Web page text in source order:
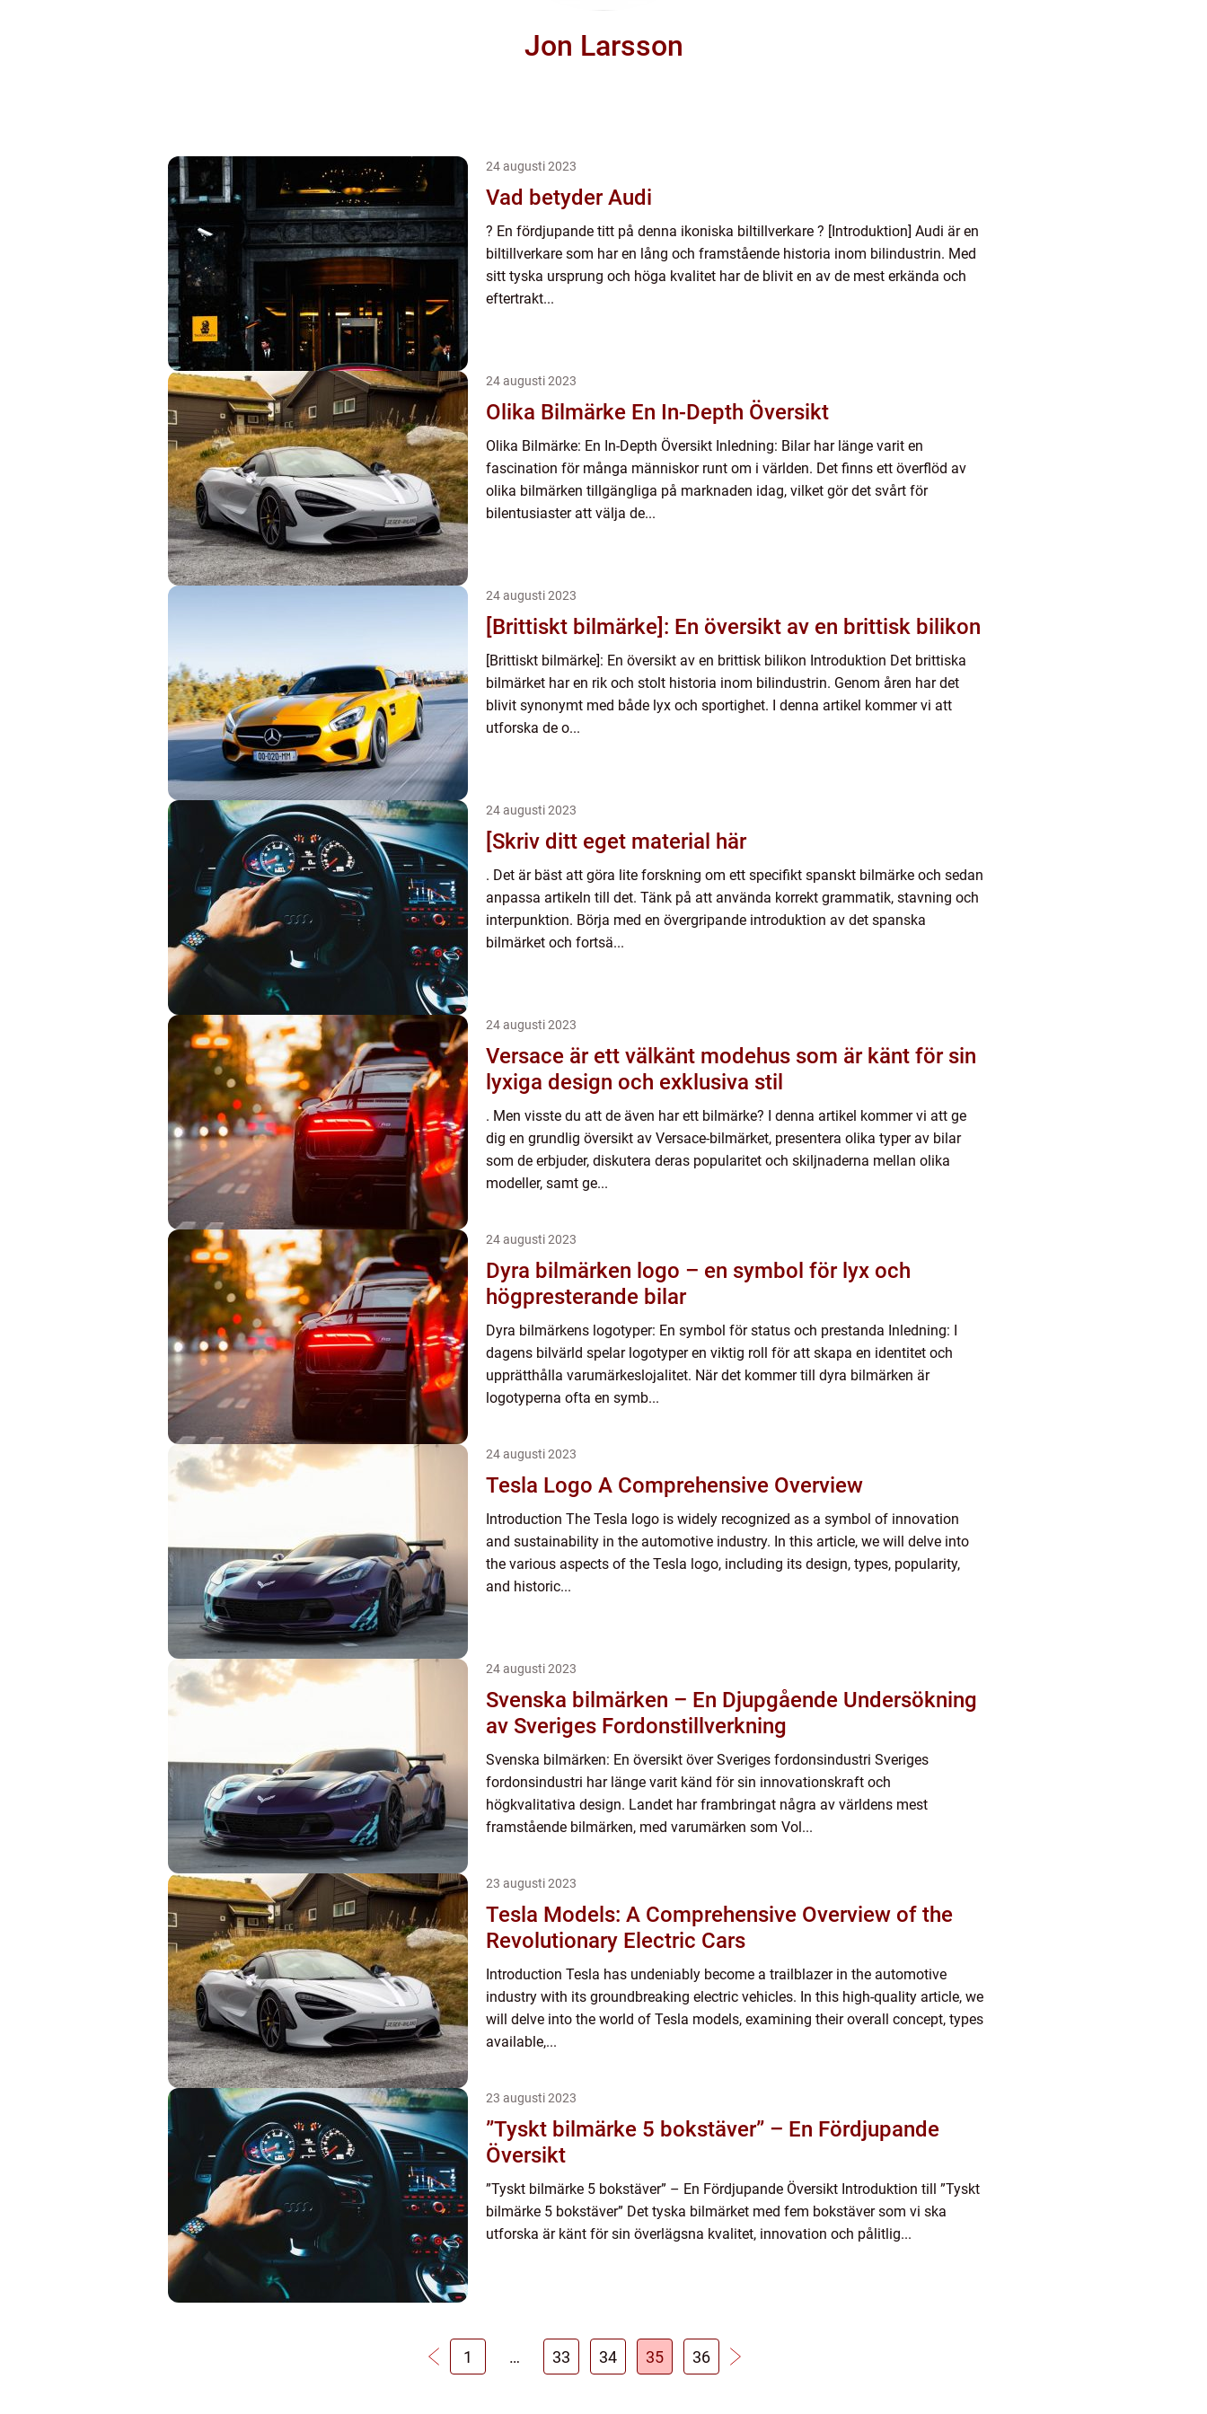
Jon Larsson
24 augusti 2023
Vad betyder Audi
? En fördjupande titt på denna ikoniska biltillverkare ? [Introduktion] Audi är en
biltillverkare som har en lång och framstående historia inom bilindustrin. Med
sitt tyska ursprung och höga kvalitet har de blivit en av de mest erkända och
eftertrakt...
24 augusti 2023
Olika Bilmärke En In-Depth Översikt
Olika Bilmärke: En In-Depth Översikt Inledning: Bilar har länge varit en
fascination för många människor runt om i världen. Det finns ett överflöd av
olika bilmärken tillgängliga på marknaden idag, vilket gör det svårt för
bilentusiaster att välja de...
24 augusti 2023
[Brittiskt bilmärke]: En översikt av en brittisk bilikon
[Brittiskt bilmärke]: En översikt av en brittisk bilikon Introduktion Det brittiska
bilmärket har en rik och stolt historia inom bilindustrin. Genom åren har det
blivit synonymt med både lyx och sportighet. I denna artikel kommer vi att
utforska de o...
24 augusti 2023
[Skriv ditt eget material här
. Det är bäst att göra lite forskning om ett specifikt spanskt bilmärke och sedan
anpassa artikeln till det. Tänk på att använda korrekt grammatik, stavning och
interpunktion. Börja med en övergripande introduktion av det spanska
bilmärket och fortsä...
24 augusti 2023
Versace är ett välkänt modehus som är känt för sin
lyxiga design och exklusiva stil
. Men visste du att de även har ett bilmärke? I denna artikel kommer vi att ge
dig en grundlig översikt av Versace-bilmärket, presentera olika typer av bilar
som de erbjuder, diskutera deras popularitet och skiljnaderna mellan olika
modeller, samt ge...
24 augusti 2023
Dyra bilmärken logo – en symbol för lyx och
högpresterande bilar
Dyra bilmärkens logotyper: En symbol för status och prestanda Inledning: I
dagens bilvärld spelar logotyper en viktig roll för att skapa en identitet och
upprätthålla varumärkeslojalitet. När det kommer till dyra bilmärken är
logotyperna ofta en symb...
24 augusti 2023
Tesla Logo A Comprehensive Overview
Introduction The Tesla logo is widely recognized as a symbol of innovation
and sustainability in the automotive industry. In this article, we will delve into
the various aspects of the Tesla logo, including its design, types, popularity,
and historic...
24 augusti 2023
Svenska bilmärken – En Djupgående Undersökning
av Sveriges Fordonstillverkning
Svenska bilmärken: En översikt över Sveriges fordonsindustri Sveriges
fordonsindustri har länge varit känd för sin innovationskraft och
högkvalitativa design. Landet har frambringat några av världens mest
framstående bilmärken, med varumärken som Vol...
23 augusti 2023
Tesla Models: A Comprehensive Overview of the
Revolutionary Electric Cars
Introduction Tesla has undeniably become a trailblazer in the automotive
industry with its groundbreaking electric vehicles. In this high-quality article, we
will delve into the world of Tesla models, examining their overall concept, types
available,...
23 augusti 2023
”Tyskt bilmärke 5 bokstäver” – En Fördjupande
Översikt
”Tyskt bilmärke 5 bokstäver” – En Fördjupande Översikt Introduktion till ”Tyskt
bilmärke 5 bokstäver” Det tyska bilmärket med fem bokstäver som vi ska
utforska är känt för sin överlägsna kvalitet, innovation och pålitlig...
1 … 33 34 35 36